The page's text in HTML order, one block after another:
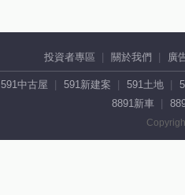
投資者專區 關於我們 廣
591中古屋 591新建案 591土地
8891新車